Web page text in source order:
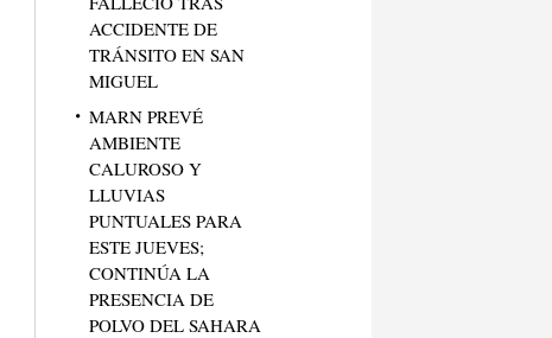
ACCIDENTE DE
TRÁNSITO EN SAN
MIGUEL
MARN PREVÉ
AMBIENTE
CALUROSO Y
LLUVIAS
PUNTUALES PARA
ESTE JUEVES;
CONTINÚA LA
PRESENCIA DE
POLVO DEL SAHARA